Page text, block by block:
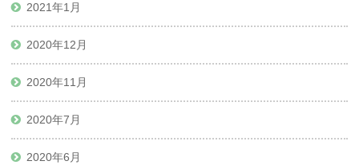
2021年1月
2020年12月
2020年11月
2020年7月
2020年6月